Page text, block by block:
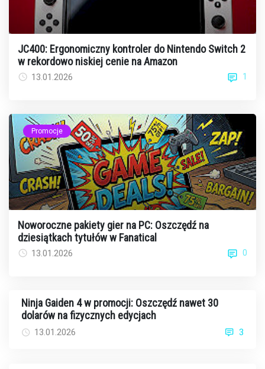
JC400: Ergonomiczny kontroler do Nintendo Switch 2
w rekordowo niskiej cenie na Amazon
13.01.2026 1
Promocje
Noworoczne pakiety gier na PC: Oszczędź na
dziesiątkach tytułów w Fanatical
13.01.2026 0
Ninja Gaiden 4 w promocji: Oszczędź nawet 30
dolarów na fizycznych edycjach
13.01.2026 3